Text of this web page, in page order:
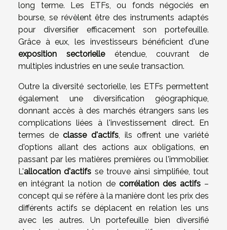
long terme. Les ETFs, ou fonds négociés en
bourse, se révèlent être des instruments adaptés
pour diversifier efficacement son portefeuille.
Grâce à eux, les investisseurs bénéficient d'une
exposition sectorielleétendue, couvrant de
multiples industries en une seule transaction.
Outre la diversité sectorielle, les ETFs permettent
également une diversification géographique,
donnant accès à des marchés étrangers sans les
complications liées à l'investissement direct. En
termes declasse d'actifs, ils offrent une variété
d'options allant des actions aux obligations, en
passant par les matières premières ou l'immobilier.
L'allocation d'actifs se trouve ainsi simplifiée, tout
en intégrant la notion de corrélation des actifs–
concept qui se réfère à la manière dont les prix des
différents actifs se déplacent en relation les uns
avec les autres. Un portefeuille bien diversifié